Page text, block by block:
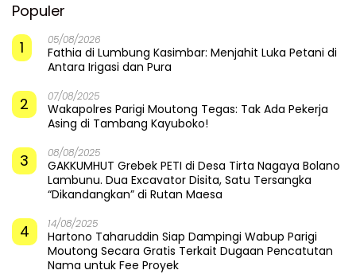
Populer
1
05/08/2026
Fathia di Lumbung Kasimbar: Menjahit Luka Petani di
Antara Irigasi dan Pura
2 07/08/2025
Wakapolres Parigi Moutong Tegas: Tak Ada Pekerja
Asing di Tambang Kayuboko!
3 08/08/2025
GAKKUMHUT Grebek PETI di Desa Tirta Nagaya Bolano
Lambunu. Dua Excavator Disita, Satu Tersangka
“Dikandangkan” di Rutan Maesa
4 14/08/2025
Hartono Taharuddin Siap Dampingi Wabup Parigi
Moutong Secara Gratis Terkait Dugaan Pencatutan
Nama untuk Fee Proyek